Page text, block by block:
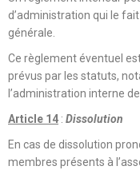
d’administration qui le
générale.
Ce règlement éventuel
prévus par les statuts,
l’administration interne de
Article 14 : Dissolution
En cas de dissolution
membres présents à